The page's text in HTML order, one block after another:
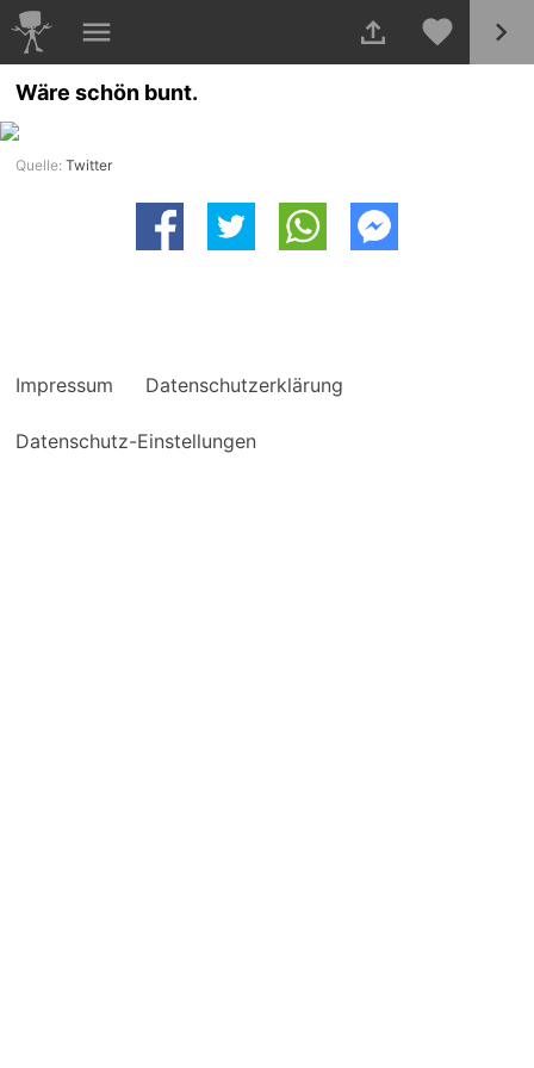
Wäre schön bunt.
Quelle:Twitter
Impressum Datenschutzerklärung
Datenschutz-Einstellungen